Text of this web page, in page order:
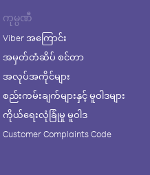
ကုမ္ပဏီ
Viber အကြောင်း
အမှတ်တံဆိပ် စင်တာ
အလုပ်အကိုင်များ
စည်းကမ်းချက်များနှင့် မူဝါဒများ
ကိုယ်ရေးလုံခြုံမှု မူဝါဒ
Customer Complaints Code